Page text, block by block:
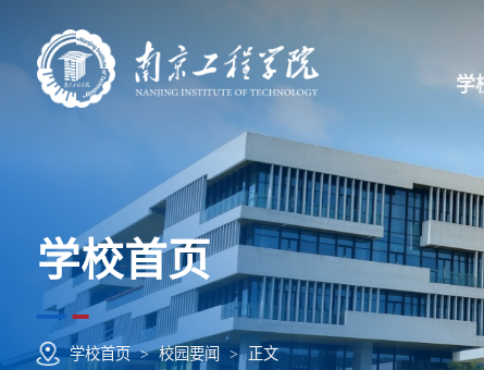
学
学校首页
学校首页 > 校园要闻 > 正文